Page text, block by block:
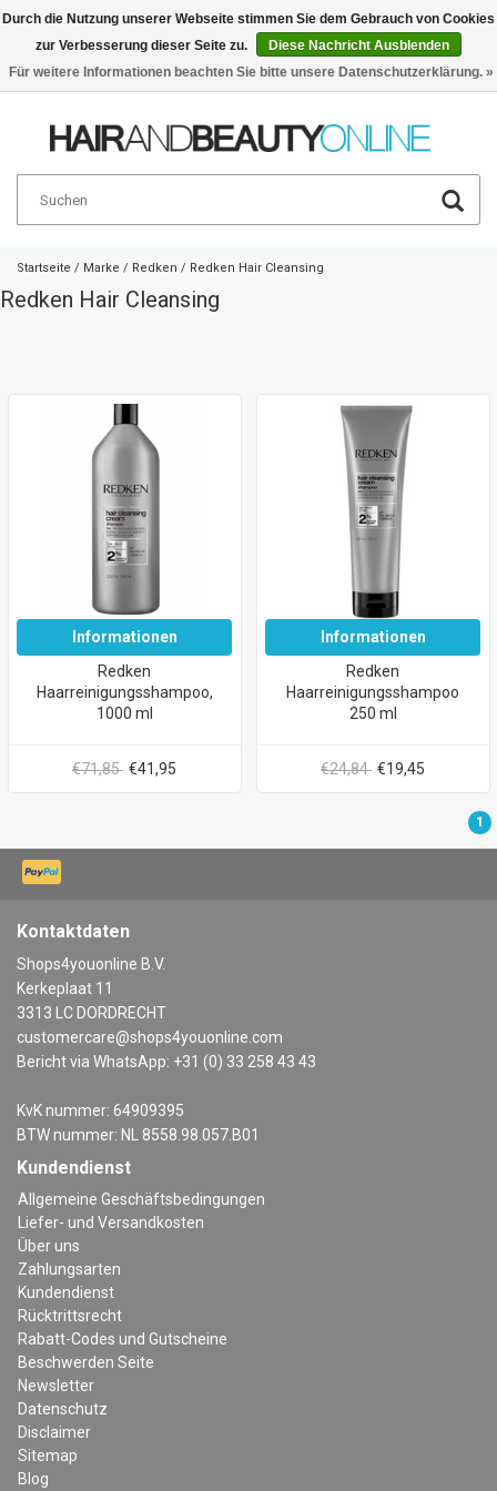
Deutsch €
Startseite / Marke / Redken / Redken Hair Cleansing
Redken Hair Cleansing
Informationen
Redken
Haarreinigungsshampoo,
1000 ml
€71,85 €41,95
Informationen
Redken
Haarreinigungsshampoo
250 ml
€24,84 €19,45
1
Kontaktdaten
Shops4youonline B.V.
Kerkeplaat 11
3313 LC DORDRECHT
customercare@shops4youonline.com
Bericht via WhatsApp: +31 (0) 33 258 43 43
KvK nummer: 64909395
BTW nummer: NL 8558.98.057.B01
Kundendienst
Allgemeine Geschäftsbedingungen
Liefer- und Versandkosten
Über uns
Zahlungsarten
Kundendienst
Rücktrittsrecht
Rabatt-Codes und Gutscheine
Beschwerden Seite
Newsletter
Datenschutz
Disclaimer
Sitemap
Blog
Durch die Nutzung unserer Webseite stimmen Sie dem Gebrauch von Cookies
zur Verbesserung dieser Seite zu.
Diese Nachricht Ausblenden
Für weitere Informationen beachten Sie bitte unsere Datenschutzerklärung. »